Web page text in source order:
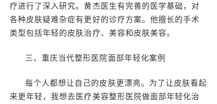
疗进行了深入研究。黄杰医生有完善的医学基础，对
各种皮肤疑难杂症有更好的诊疗方案。他擅长的手术
类型包括年轻的皮肤治疗、美容和皮肤美容。
三、重庆当代整形医院面部年轻化案例
每个人都想让自己的皮肤更漂亮。为了让皮肤看起
来更年轻，我想去医疗美容整形医院做面部年轻化治